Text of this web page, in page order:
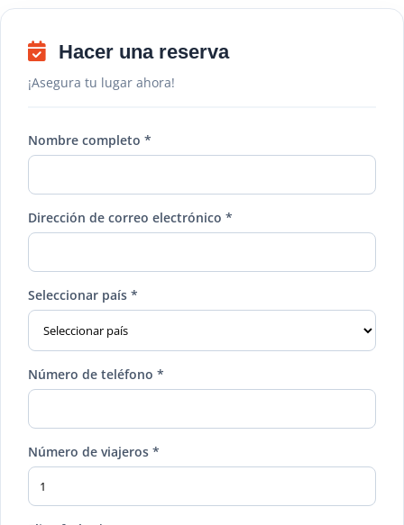
Hacer una reserva
¡Asegura tu lugar ahora!
Nombre completo *
Dirección de correo electrónico *
Seleccionar país *
Número de teléfono *
Número de viajeros *